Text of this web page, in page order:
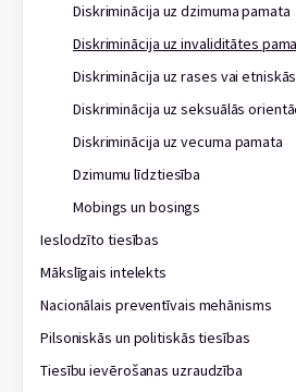
Diskriminācija uz dzimuma pamata
Diskriminācija uz invaliditātes
Diskriminācija uz rases vai
Diskriminācija uz seksuālās
Diskriminācija uz vecuma pamata
Dzimumu līdztiesība
Mobings un bosings
Ieslodzīto tiesības
Mākslīgais intelekts
Nacionālais preventīvais mehānisms
Pilsoniskās un politiskās tiesības
Tiesību ievērošanas uzraudzība